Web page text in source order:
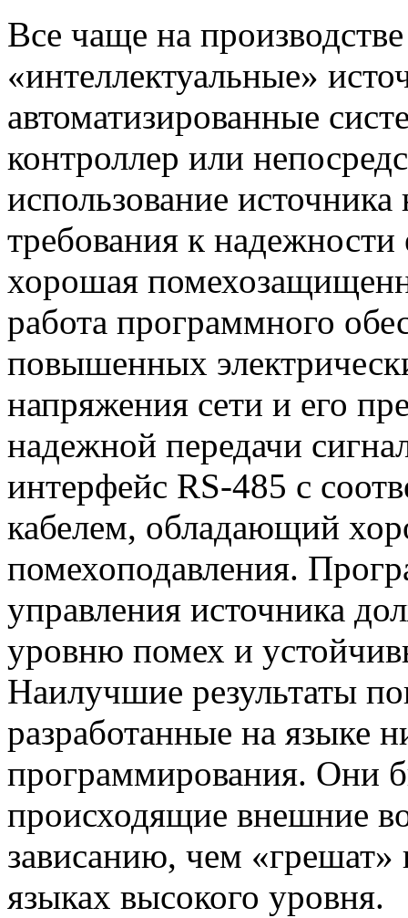
Все чаще на
«интеллектуальные»
автоматизированные
контроллер или
использование
требования к
хорошая
работа программного
повышенных
напряжения сети и его
надежной передачи
интерфейс RS-485 с
кабелем, обладающий
помехоподавления.
управления источника
уровню помех и
Наилучшие результаты
разработанные на языке
программирования. Они
происходящие внешние
зависанию, чем
языках высокого уровня.